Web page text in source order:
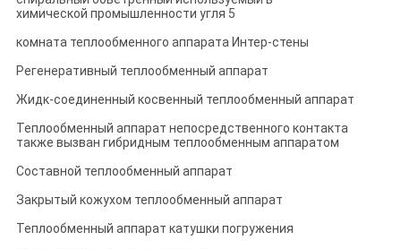
комната теплообменного аппарата Интер-стены
Регенеративный теплообменный аппарат
Жидк-соединенный косвенный теплообменный аппарат
Теплообменный аппарат непосредственного контакта
также вызван гибридным теплообменным аппаратом
Составной теплообменный аппарат
Закрытый кожухом теплообменный аппарат
Теплообменный аппарат катушки погружения